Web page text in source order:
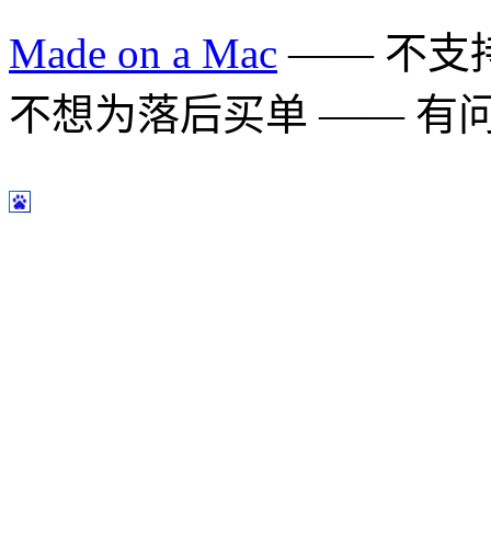
Made on a Mac —— 不支
不想为落后买单 —— 有